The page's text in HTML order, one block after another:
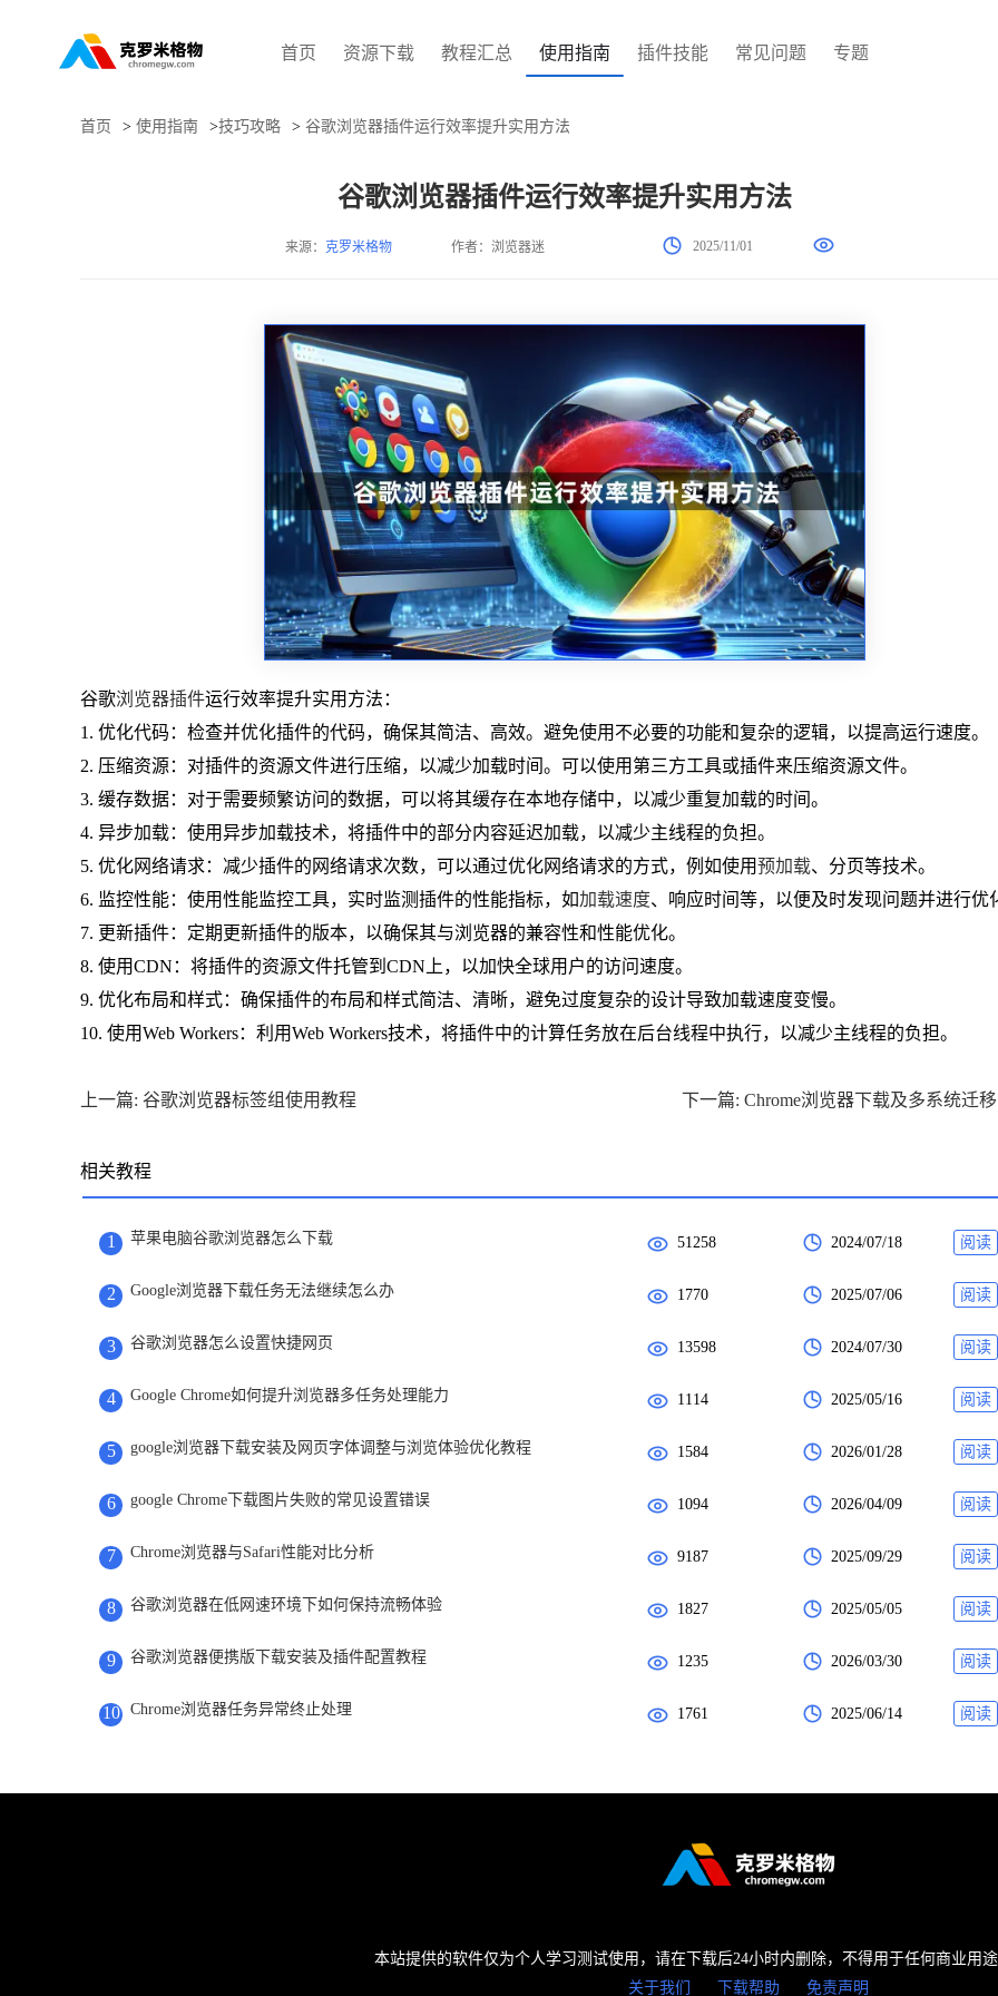
首页 资源下载 教程汇总 使用指南 插件技能 常见问题 专题
首页 > 使用指南 >技巧攻略 > 谷歌浏览器插件运行效率提升实用方法
谷歌浏览器插件运行效率提升实用方法
来源： 克罗米格物 作者：浏览器迷 2025/11/01
谷歌浏览器插件运行效率提升实用方法：
1. 优化代码：检查并优化插件的代码，确保其简洁、高效。避免使用不必要的功能和复杂的逻辑，以提高运行速度。
2. 压缩资源：对插件的资源文件进行压缩，以减少加载时间。可以使用第三方工具或插件来压缩资源文件。
3. 缓存数据：对于需要频繁访问的数据，可以将其缓存在本地存储中，以减少重复加载的时间。
4. 异步加载：使用异步加载技术，将插件中的部分内容延迟加载，以减少主线程的负担。
5. 优化网络请求：减少插件的网络请求次数，可以通过优化网络请求的方式，例如使用预加载、分页等技术。
6. 监控性能：使用性能监控工具，实时监测插件的性能指标，如加载速度、响应时间等，以便及时发现问题并进行优
7. 更新插件：定期更新插件的版本，以确保其与浏览器的兼容性和性能优化。
8. 使用CDN：将插件的资源文件托管到CDN上，以加快全球用户的访问速度。
9. 优化布局和样式：确保插件的布局和样式简洁、清晰，避免过度复杂的设计导致加载速度变慢。
10. 使用Web Workers：利用Web Workers技术，将插件中的计算任务放在后台线程中执行，以减少主线程的负担。
上一篇: 谷歌浏览器标签组使用教程
相关教程
1 苹果电脑谷歌浏览器怎么下载 51258 2024/07/18 阅读
2 Google浏览器下载任务无法继续怎么办 1770 2025/07/06 阅读
3 谷歌浏览器怎么设置快捷网页 13598 2024/07/30 阅读
4 Google Chrome如何提升浏览器多任务处理能力 1114 2025/05/16 阅读
5 google浏览器下载安装及网页字体调整与浏览体验优化教程 1584 2026/01/28 阅读
6 google Chrome下载图片失败的常见设置错误 1094 2026/04/09 阅读
7 Chrome浏览器与Safari性能对比分析 9187 2025/09/29 阅读
8 谷歌浏览器在低网速环境下如何保持流畅体验 1827 2025/05/05 阅读
9 谷歌浏览器便携版下载安装及插件配置教程 1235 2026/03/30 阅读
10 Chrome浏览器任务异常终止处理 1761 2025/06/14 阅读
本站提供的软件仅为个人学习测试使用，请在下载后24小时内删除，不得用于任何商业用
关于我们
下载帮助 免责声明